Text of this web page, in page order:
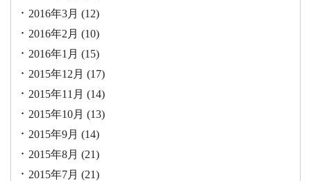
2016年3月 (12)
2016年2月 (10)
2016年1月 (15)
2015年12月 (17)
2015年11月 (14)
2015年10月 (13)
2015年9月 (14)
2015年8月 (21)
2015年7月 (21)